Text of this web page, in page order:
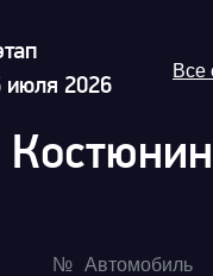
2026
Все
№ Автомобиль